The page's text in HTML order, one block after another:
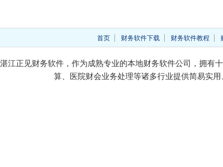
首页 财务软件下载 财务软件教程
湛江正见财务软件，作为成熟专业的本地财务软件公司，拥有
算、医院财会业务处理等诸多行业提供简易实